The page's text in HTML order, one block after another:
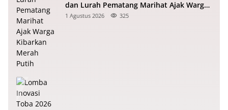
dan Lurah Pematang Marihat Ajak Warga
Kibarkan Merah Putih
1 Agustus 2026 325